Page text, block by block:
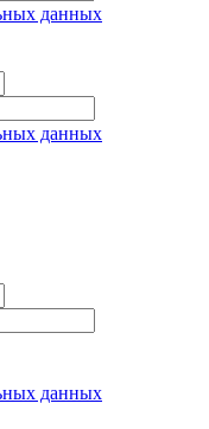
данных
данных
данных